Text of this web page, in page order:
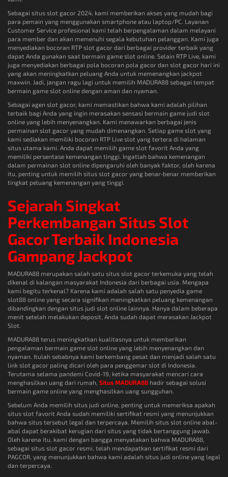
Sebagai situs slot gacor 2024, kami memberikan akses yang mudah bagi
para pemain yang menggunakan smartphone atau laptop/PC. Layanan
Customer Service profesional kami telah berpengalaman dalam melayani
para member dan akan memenuhi segala kebutuhan pelanggan. Kami juga
menyediakan bocoran RTP slot gacor dari berbagai provider terbaik yang
dapat Anda gunakan saat bermain game slot online. Selain RTP Live, kami
juga menyediakan berbagai pola bocoran pola gacor dan slot gacor hari ini
yang akan meningkatkan peluang Anda untuk memenangkan jackpot
maxwin. Jadi, jangan ragu lagi untuk memilih MADURA88 sebagai tempat
bermain game slot online dengan aman dan nyaman.
Sebagai agen slot gacor, kami memastikan bahwa kami adalah pilihan
terbaik bagi Anda yang ingin merasakan sensasi bermain game judi slot
online yang lebih menyenangkan. Kami menawarkan berbagai jenis
permainan slot gacor yang mudah dimenangkan. Setiap game slot yang
kami sediakan memiliki bocoran RTP Live slot yang tertera di halaman
situs utama kami. Anda dapat memilih game slot favorit Anda yang
memiliki persentase kemenangan tinggi. Ingatlah bahwa kemenangan
dalam permainan slot online dipengaruhi oleh banyak faktor, oleh karena
itu, penting untuk memilih situs slot gacor yang benar-benar memberikan
tingkat peluang kemenangan yang tinggi.
Sejarah Singkat
Perkembangan Situs Slot
Gacor Terbaik Indonesia
Gampang Jackpot
MADURA88 merupakan salah satu situs slot gacor terkemuka yang telah
dikenal di kalangan masyarakat Indonesia dari berbagai usia. Mengapa
kami begitu terkenal? Karena kami adalah salah satu penyedia game
slot88 online yang secara signifikan meningkatkan peluang kemenangan
dibandingkan dengan situs judi slot online lainnya. Hanya dalam beberapa
menit setelah melakukan deposit, Anda sudah dapat merasakan Jackpot
Slot.
MADURA88 terus meningkatkan kualitasnya untuk memberikan
pengalaman bermain game slot online yang lebih menyenangkan dan
nyaman. Itulah sebabnya kami berkembang pesat dan menjadi salah satu
link slot gacor paling dicari oleh para penggemar slot di Indonesia.
Terutama selama pandemi Covid-19, ketika masyarakat mencari cara
menghasilkan uang dari rumah, Situs MADURA88 hadir sebagai solusi
bermain game online yang menghasilkan uang sungguhan.
Sebelum Anda memilih situs judi online, penting untuk memeriksa apakah
situs slot favorit Anda sudah memiliki sertifikat resmi yang menunjukkan
bahwa situs tersebut legal dan terpercaya. Memilih situs slot online abal-
abal dapat berakibat kerugian dari situs yang tidak bertanggung jawab.
Oleh karena itu, kami dengan bangga menyatakan bahwa MADURA88,
sebagai situs slot gacor resmi, telah mendapatkan sertifikat resmi dari
PAGCOR, yang menunjukkan bahwa kami adalah situs judi online yang legal
dan terpercaya.